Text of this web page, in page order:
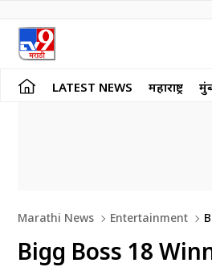
LATEST NEWS महाराष्ट्र
Marathi News Entertainment
Up And Top Contestants In Bigg
Bigg Boss 18